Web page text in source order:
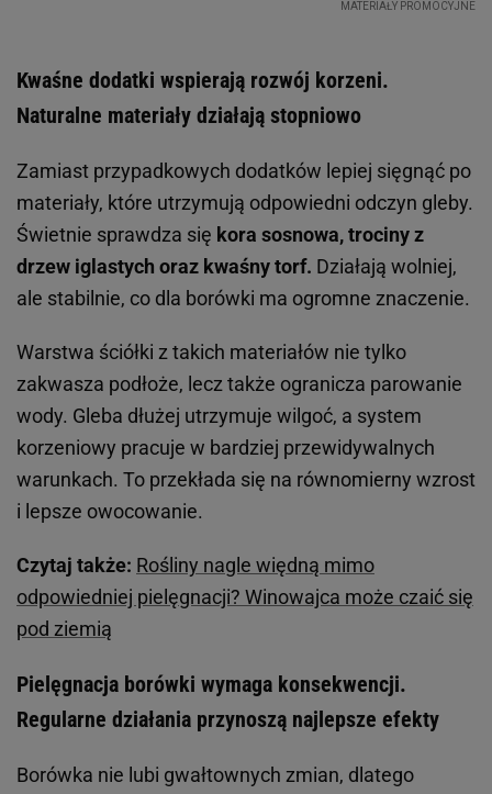
Kwaśne dodatki wspierają rozwój korzeni.
Naturalne materiały działają stopniowo
Zamiast przypadkowych dodatków lepiej sięgnąć po
materiały, które utrzymują odpowiedni odczyn gleby.
Świetnie sprawdza się kora sosnowa, trociny z
drzew iglastych oraz kwaśny torf. Działają wolniej,
ale stabilnie, co dla borówki ma ogromne znaczenie.
Warstwa ściółki z takich materiałów nie tylko
zakwasza podłoże, lecz także ogranicza parowanie
wody. Gleba dłużej utrzymuje wilgoć, a system
korzeniowy pracuje w bardziej przewidywalnych
warunkach. To przekłada się na równomierny wzrost
i lepsze owocowanie.
Czytaj także: Rośliny nagle więdną mimo
odpowiedniej pielęgnacji? Winowajca może czaić się
pod ziemią
Pielęgnacja borówki wymaga konsekwencji.
Regularne działania przynoszą najlepsze efekty
Borówka nie lubi gwałtownych zmian, dlatego